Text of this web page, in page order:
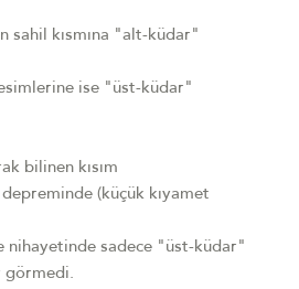
sahil kısmına "alt-küdar"
ise "üst-küdar"
bilinen kısım
(küçük kıyamet
nihayetinde sadece "üst-küdar"
görmedi.